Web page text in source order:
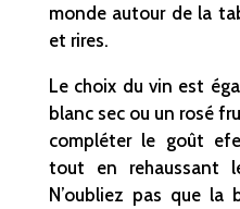
monde autour de la
et rires.
Le choix du vin est
blanc sec ou un rosé
compléter le goût
tout en rehaussant
N’oubliez pas que la